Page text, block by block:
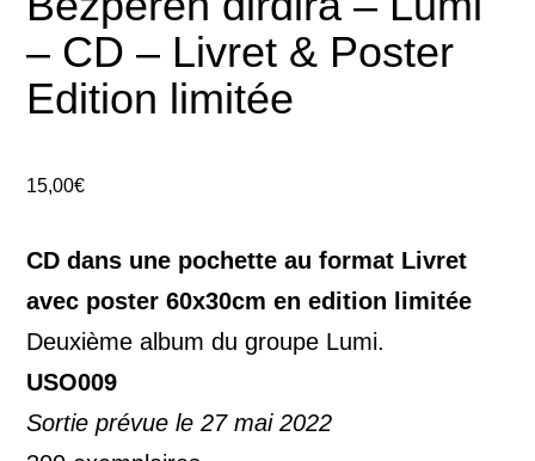
– CD – Livret & Poster
Edition limitée
15,00€
CD dans une pochette au format Livret
avec poster 60x30cm en edition limitée
Deuxième album du groupe Lumi.
USO009
Sortie prévue le 27 mai 2022